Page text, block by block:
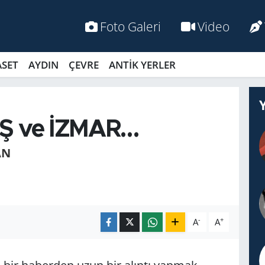
Foto Galeri Video
AYDIN ÇEVRE ANTİK YERLER
ve İZMAR…
A- A+